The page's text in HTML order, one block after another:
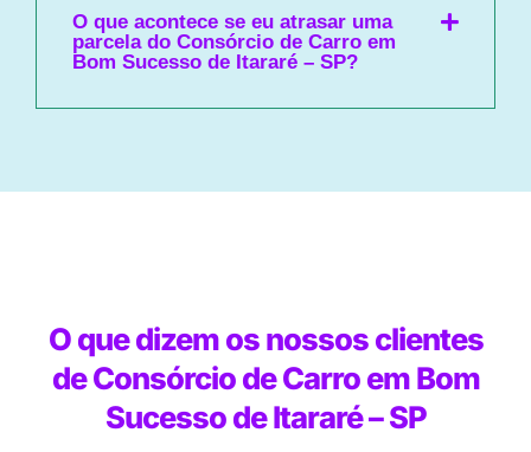
O que acontece se eu atrasar uma
parcela do Consórcio de Carro em
Bom Sucesso de Itararé – SP?
O que dizem os nossos clientes
de Consórcio de Carro em Bom
Sucesso de Itararé – SP